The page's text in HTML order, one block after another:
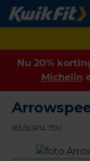
Nu 20%
Michelin
165/60R14 75H